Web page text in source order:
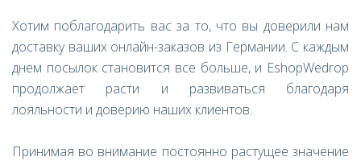
Хотим поблагодарить вас за то, что вы доверили нам
доставку ваших онлайн-заказов из Германии. С каждым
днем посылок становится все больше, и EshopWedrop
продолжает расти и развиваться благодаря
лояльности и доверию наших клиентов.
Принимая во внимание постоянно растущее значение